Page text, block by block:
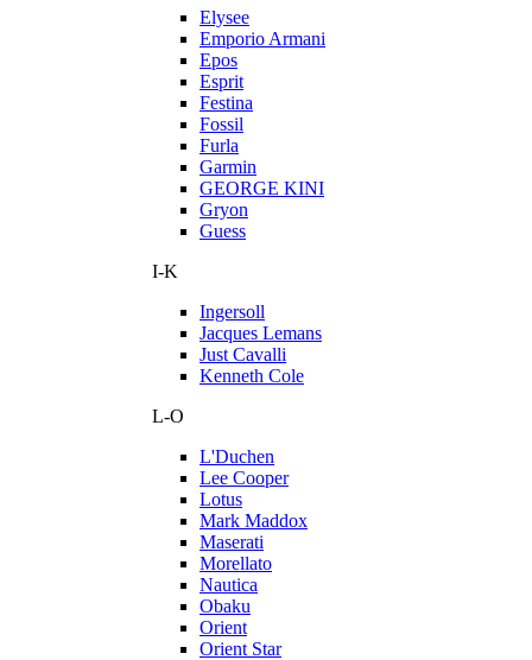
Elysee
Emporio Armani
Epos
Esprit
Festina
Fossil
Furla
Garmin
GEORGE KINI
Gryon
Guess
I-K
Ingersoll
Jacques Lemans
Just Cavalli
Kenneth Cole
L-O
L'Duchen
Lee Cooper
Lotus
Mark Maddox
Maserati
Morellato
Nautica
Obaku
Orient
Orient Star